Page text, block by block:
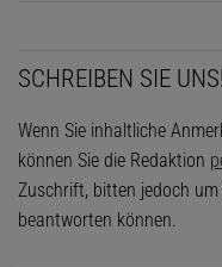
SCHREIBEN SIE UNS!
Wenn Sie inhaltliche
können Sie die Redaktion
Zuschrift, bitten jedoch
beantworten können.